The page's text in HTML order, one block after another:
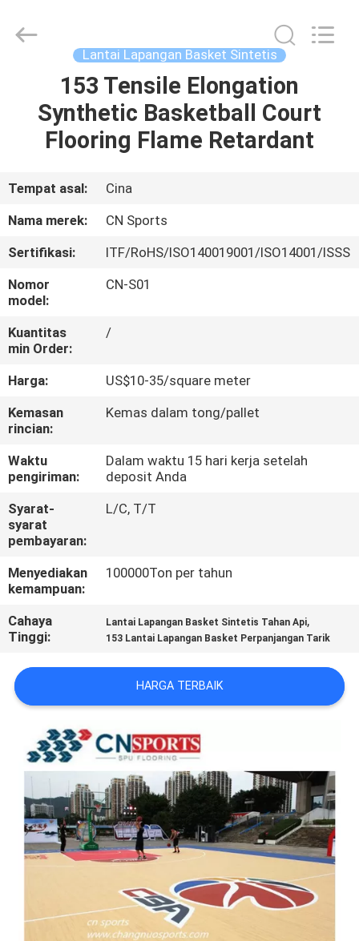
RUMAH
PRODUK
TENTANG
KAMI
TUR
PABRIK
KONTROL
KUALITAS
HUBUNGI
KAMI
PERMINTAAN
PENAWARAN
SITEMAP
PRIVACY
Materials
Lantai Lapangan Basket Sintetis
153 Tensile Elongation
Synthetic Basketball Court
Flooring Flame Retardant
Tempat asal:
Cina
Nama merek:
CN Sports
Sertifikasi:
ITF/RoHS/ISO140019001/ISO14001/ISSS
Nomor
model:
CN-S01
Kuantitas
min Order:
/
Harga:
US$10-35/square meter
Kemasan
rincian:
Kemas dalam tong/pallet
Waktu
pengiriman:
Dalam waktu 15 hari kerja setelah
deposit Anda
Syarat-
syarat
pembayaran:
L/C, T/T
Menyediakan
kemampuan:
100000Ton per tahun
Cahaya
Tinggi:
Lantai Lapangan Basket Sintetis Tahan Api,
153 Lantai Lapangan Basket Perpanjangan Tarik
HARGA TERBAIK